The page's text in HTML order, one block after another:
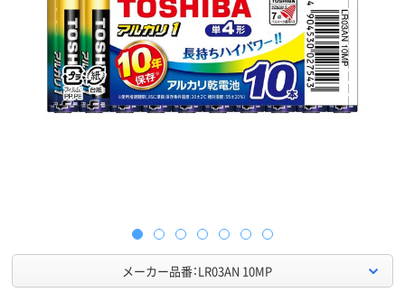
メーカー品番：LR03AN 10MP